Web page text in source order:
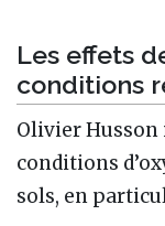
Les effets
conditions
Olivier Husson
conditions
sols, en